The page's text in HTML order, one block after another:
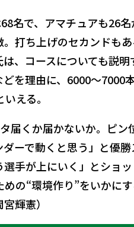
名で、アマチュアも26名
打ち上げのセカンドも
、コースについても説
を理由に、6000～7000
える。
届くか届かないか。ピン
ーで動くと思う」と優
手が上にいく」とショ
の“環境作り”をいかに
輝憲）